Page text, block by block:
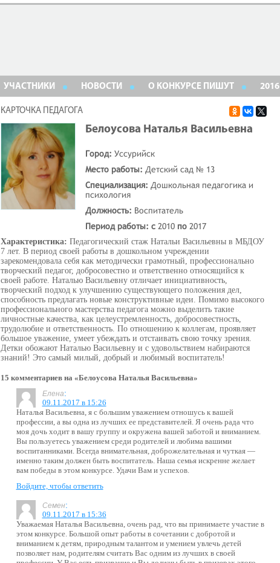
УЧАСТНИКИ НОВОСТИ О КОНКУРСЕ ПИШУТ 2016
КАРТОЧКА ПЕДАГОГА
Белоусова Наталья Васильевна
Город: Уссурийск
Место работы: Детский сад № 13
Специализация: Дошкольная педагогика и
психология
Должность: Воспитатель
Период работы: с2010по 2017
Характеристика: Педагогический стаж Натальи Васильевны в МБДОУ
7 лет. В период своей работы в дошкольном учреждении
зарекомендовала себя как методически грамотный, профессионально
творческий педагог, добросовестно и ответственно относящийся к
своей работе. Наталью Васильевну отличает инициативность,
творческий подход к улучшению существующего положения дел,
способность предлагать новые конструктивные идеи. Помимо высокого
профессионального мастерства педагога можно выделить такие
личностные качества, как целеустремленность, добросовестность,
трудолюбие и ответственность. По отношению к коллегам, проявляет
большое уважение, умеет убеждать и отстаивать свою точку зрения.
Детки обожают Наталью Васильевну и с удовольствием набираются
знаний! Это самый милый, добрый и любимый воспитатель!
15 комментариев на «Белоусова Наталья Васильевна»
Елена:
09.11.2017 в 15:26
Наталья Васильевна, я с большим уважением отношусь к вашей
профессии, а вы одна из лучших ее представителей. Я очень рада что
моя дочь ходит в вашу группу и окружена вашей заботой и вниманием.
Вы пользуетесь уважением среди родителей и любима вашими
воспитанниками. Всегда внимательная, доброжелательная и чуткая —
именно таким должен быть воспитатель. Наша семья искренне желает
вам победы в этом конкурсе. Удачи Вам и успехов.
Войдите, чтобы ответить
Семен:
09.11.2017 в 15:36
Уважаемая Наталья Васильевна, очень рад, что вы принимаете участие в
этом конкурсе. Большой опыт работы в сочетании с добротой и
вниманием к детям, природным талантом и умением увлечь детей
позволяет нам, родителям считать Вас одним из лучших в своей